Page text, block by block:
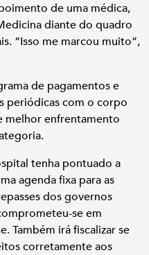
de uma médica,
diante do quadro
“Isso me marcou muito”,
de pagamentos e
periódicas com o corpo
melhor enfrentamento
tenha pontuado a
agenda fixa para as
dos governos
se em
Também irá fiscalizar se
corretamente aos